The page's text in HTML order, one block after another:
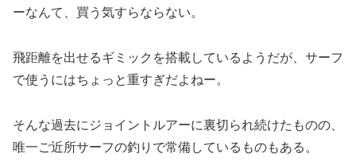
ーなんて、買う気すらならない。
飛距離を出せるギミックを搭載しているようだが、サーフ
で使うにはちょっと重すぎだよねー。
そんな過去にジョイントルアーに裏切られ続けたものの、
唯一ご近所サーフの釣りで常備しているものもある。